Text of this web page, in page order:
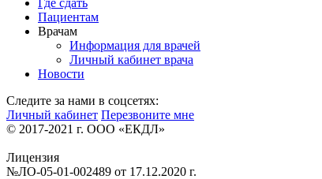
Пациентам
Врачам
Информация для врачей
Личный кабинет врача
Новости
Следите за нами в соцсетях:
Личный кабинет Перезвоните мне
© 2017-2021 г. ООО «ЕКДЛ»
Лицензия
№ЛО-05-01-002489 от 17.12.2020 г.